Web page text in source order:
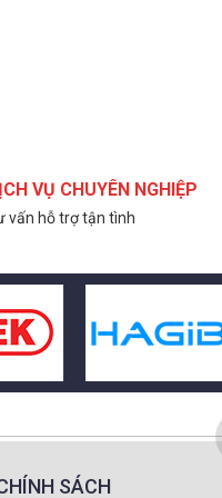
VỤ CHUYÊN NGHIỆP
vấn hỗ trợ tận tình
SÁCH